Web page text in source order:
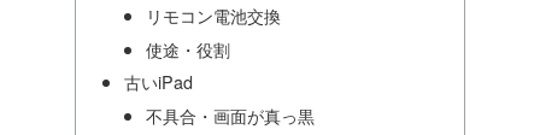
リモコン電池交換
使途・役割
古いiPad
不具合・画面が真っ黒